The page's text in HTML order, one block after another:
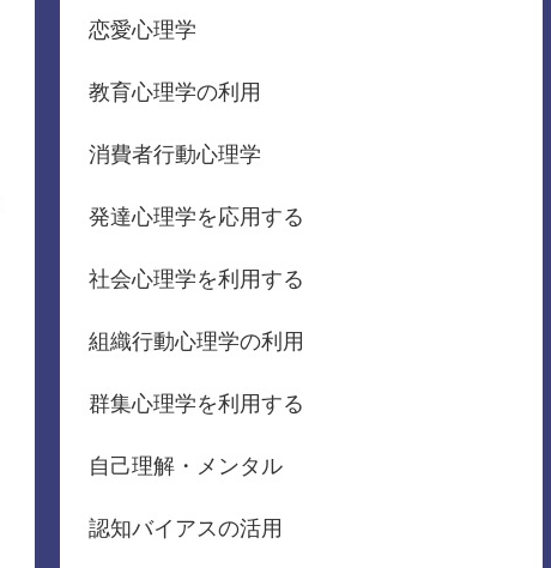
恋愛心理学
教育心理学の利用
消費者行動心理学
発達心理学を応用する
社会心理学を利用する
組織行動心理学の利用
群集心理学を利用する
自己理解・メンタル
認知バイアスの活用